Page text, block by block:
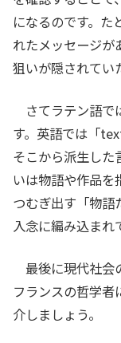
になるのです。た
れたメッセージが
狙いが隠されて
さてラテン語で
す。英語では「
そこから派生し
いは物語や作品を
つむぎ出す「物語
入念に編み込まれ
最後に現代社会
フランスの哲学
介しましょう。